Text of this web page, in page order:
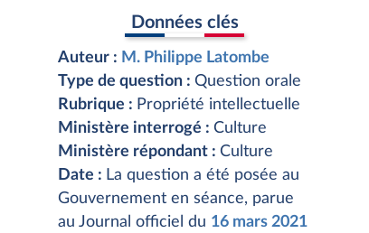
Données clés
Auteur : M. Philippe Latombe
Type de question : Question orale
Rubrique : Propriété intellectuelle
Ministère interrogé : Culture
Ministère répondant : Culture
Date : La question a été posée au
Gouvernement en séance, parue
au Journal officiel du 16 mars 2021